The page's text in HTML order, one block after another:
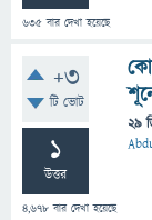
635 বার দেখা হয়েছে
+3
টি ভোট
1
উত্তর
4,678 বার দেখা হয়েছে
29